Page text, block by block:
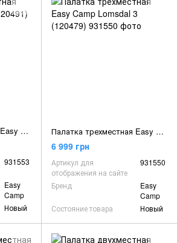
Палатка пятиместная Easy Camp Hidra 5 (120491)
931553
Easy
Camp
Новый
Палатка трехместная Easy Camp Lomsdal 3 (120479)
6 999 грн
Артикул для
отображения на сайте
931550
Бренд
Easy
Camp
Состояние товара
Новый